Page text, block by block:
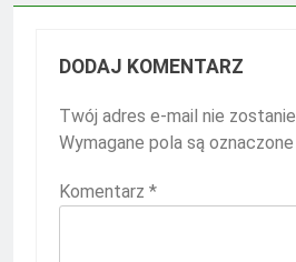
DODAJ KOMENTARZ
Twój adres e-mail nie
Wymagane pola są oznaczone
Komentarz *